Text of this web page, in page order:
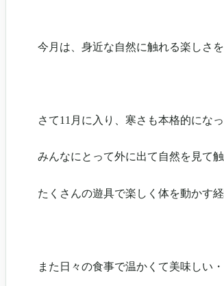
今月は、身近な自然に触れる楽しさ
さて11月に入り、寒さも本格的にな
みんなにとって外に出て自然を見て
たくさんの遊具で楽しく体を動かす
また日々の食事で温かくて美味しい・